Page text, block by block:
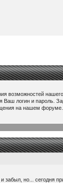
возможностей
Ваш логин и пароль.
на нашем форуме.
забыл, но...